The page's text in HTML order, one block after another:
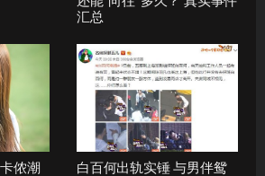
汇总
侬潮
白百何出轨实锤 与男伴鸳